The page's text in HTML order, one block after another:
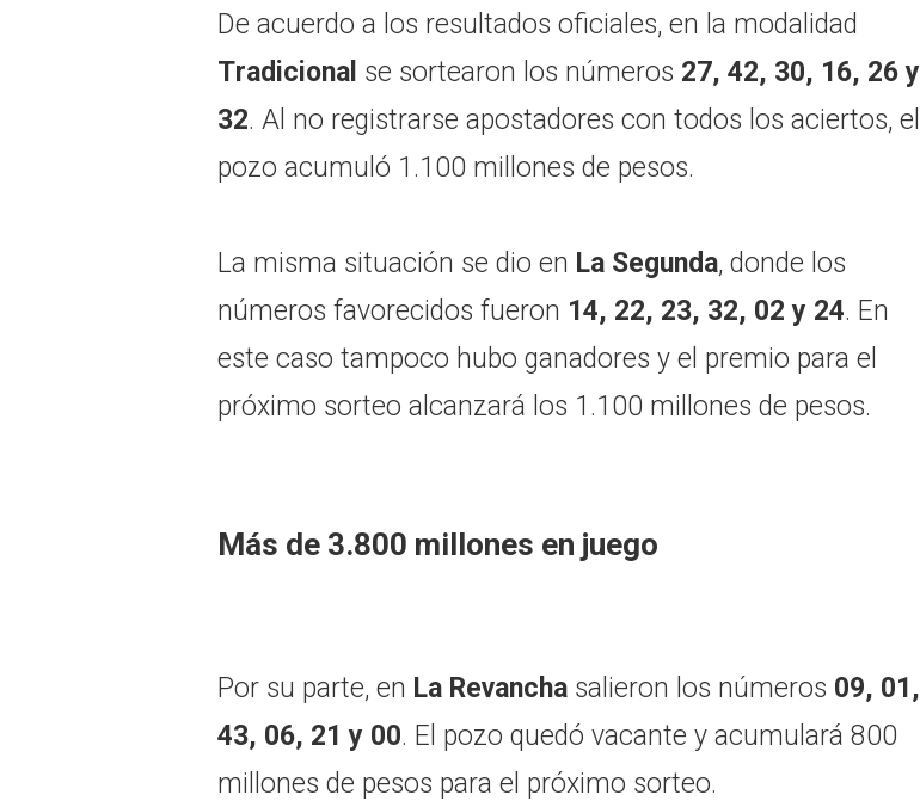
De acuerdo a los resultados oficiales, en la modalidad
Tradicional se sortearon los números 27, 42, 30, 16, 26 y
32. Al no registrarse apostadores con todos los aciertos, el
pozo acumuló 1.100 millones de pesos.
La misma situación se dio en La Segunda, donde los
números favorecidos fueron 14, 22, 23, 32, 02 y 24. En
este caso tampoco hubo ganadores y el premio para el
próximo sorteo alcanzará los 1.100 millones de pesos.
Más de 3.800 millones en juego
Por su parte, en La Revancha salieron los números 09, 01,
43, 06, 21 y 00. El pozo quedó vacante y acumulará 800
millones de pesos para el próximo sorteo.